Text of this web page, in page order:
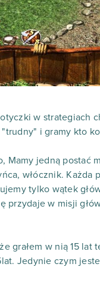
w strategiach
i gramy kto
Mamy jedną postać
włócznik. Każda
tylko wątek
przydaje w misji
grałem w nią 15
Jedynie czym